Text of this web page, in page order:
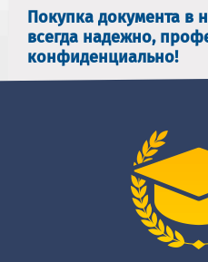
Покупка документа в
всегда надежно,
конфиденциально!